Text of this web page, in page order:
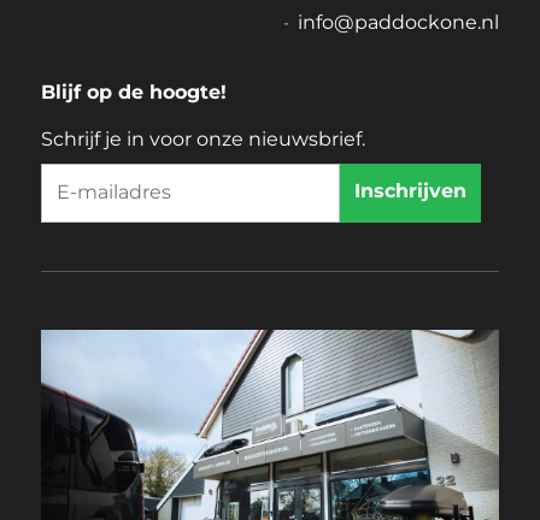
info@paddockone.nl
Blijf op de hoogte!
Schrijf je in voor onze nieuwsbrief.